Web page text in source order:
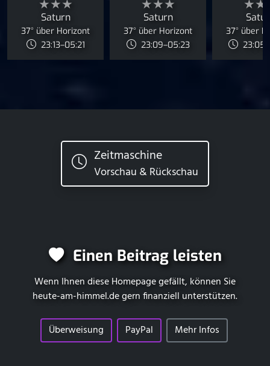
★★★
Saturn
37° über Horizont
23:13–05:21
★★★
Saturn
37° über Horizont
23:09–05:23
37° über
Zeitmaschine
Vorschau & Rückschau
Einen Beitrag leisten
Wenn Ihnen diese Homepage gefällt, können Sie
heute-am-himmel.degern finanziell unterstützen.
Überweisung PayPal Mehr Infos